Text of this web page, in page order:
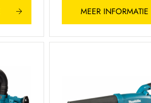
MEER INFORMATIE